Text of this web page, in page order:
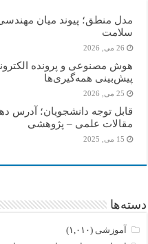
مدل منطق؛ پیوند میان
سلامت
26 می, 2026
هوش مصنوعی و پرونده
پیش‌بینی همه‌گیری‌ها
25 می, 2026
قابل توجه دانشجویان؛ آدرس
مقالات علمی – پژوهشی
15 می, 2025
دسته‌ها
آموزشی (۱,۰۱۰)